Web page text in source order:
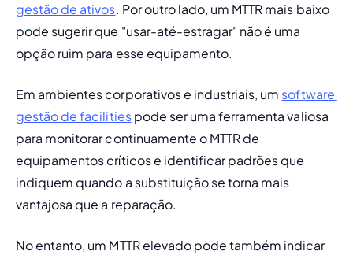
gestão de ativos. Por outro lado, um MTTR mais baixo
pode sugerir que "usar-até-estragar" não é uma
opção ruim para esse equipamento.
Em ambientes corporativos e industriais, um software
gestão de facilities pode ser uma ferramenta valiosa
para monitorar continuamente o MTTR de
equipamentos críticos e identificar padrões que
indiquem quando a substituição se torna mais
vantajosa que a reparação.
No entanto, um MTTR elevado pode também indicar